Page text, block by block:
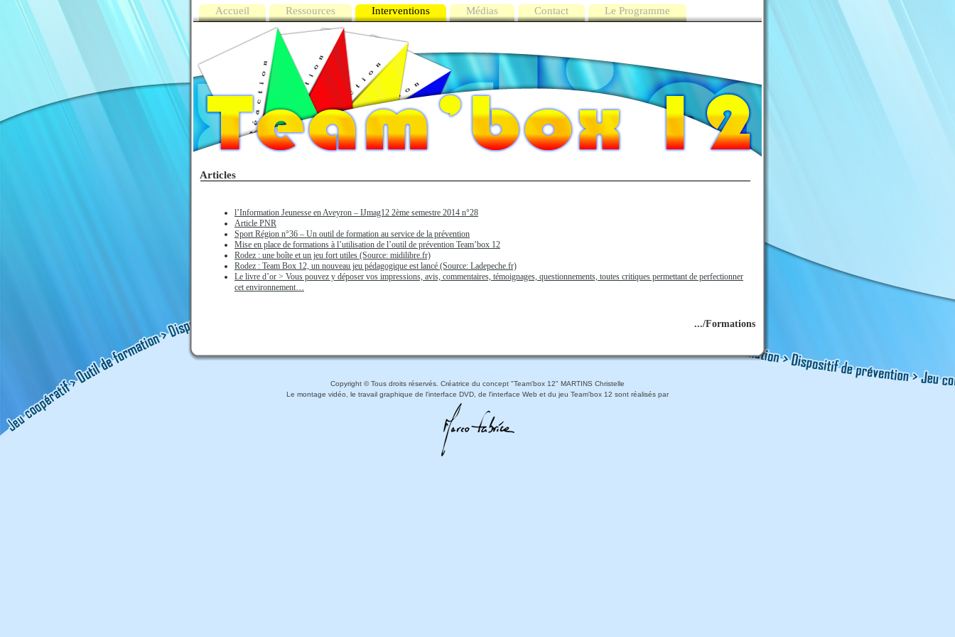
Accueil Ressources Interventions Médias Contact Le Programme
Articles
l’Information Jeunesse en Aveyron – IJmag12 2ème semestre 2014 n°28
Article PNR
Sport Région n°36 – Un outil de formation au service de la prévention
Mise en place de formations à l’utilisation de l’outil de prévention Team’box 12
Rodez : une boîte et un jeu fort utiles (Source: midilibre.fr)
Rodez : Team Box 12, un nouveau jeu pédagogique est lancé (Source: Ladepeche.fr)
Le livre d’or > Vous pouvez y déposer vos impressions, avis, commentaires, témoignages, questionnements, toutes critiques permettant de perfectionner
cet environnement…
.../Formations
Copyright © Tous droits réservés. Créatrice du concept "Team'box 12" MARTINS Christelle
Le montage vidéo, le travail graphique de l'interface DVD, de l'interface Web et du jeu Team'box 12 sont réalisés par